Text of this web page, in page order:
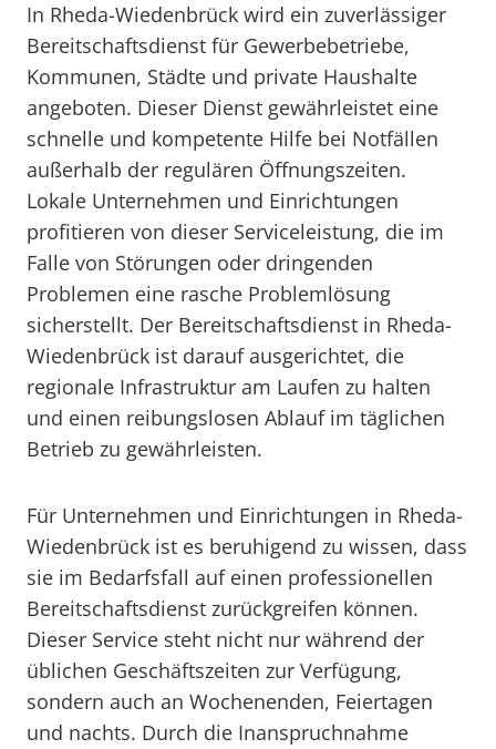
In Rheda-Wiedenbrück wird ein zuverlässiger
Bereitschaftsdienst für Gewerbebetriebe,
Kommunen, Städte und private Haushalte
angeboten. Dieser Dienst gewährleistet eine
schnelle und kompetente Hilfe bei Notfällen
außerhalb der regulären Öffnungszeiten.
Lokale Unternehmen und Einrichtungen
profitieren von dieser Serviceleistung, die im
Falle von Störungen oder dringenden
Problemen eine rasche Problemlösung
sicherstellt. Der Bereitschaftsdienst in Rheda-
Wiedenbrück ist darauf ausgerichtet, die
regionale Infrastruktur am Laufen zu halten
und einen reibungslosen Ablauf im täglichen
Betrieb zu gewährleisten.
Für Unternehmen und Einrichtungen in Rheda-
Wiedenbrück ist es beruhigend zu wissen, dass
sie im Bedarfsfall auf einen professionellen
Bereitschaftsdienst zurückgreifen können.
Dieser Service steht nicht nur während der
üblichen Geschäftszeiten zur Verfügung,
sondern auch an Wochenenden, Feiertagen
und nachts. Durch die Inanspruchnahme